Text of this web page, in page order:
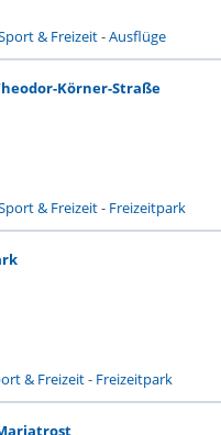
& Freizeit-Ausflüge
Körner-Straße
& Freizeit- Freizeitpark
& Freizeit- Freizeitpark